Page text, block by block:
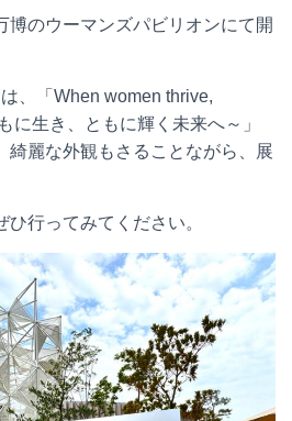
博のウーマンズパビリオンにて開
、「When women thrive,
生き、ともに輝く未来へ～」
綺麗な外観もさることながら、展
行ってみてください。